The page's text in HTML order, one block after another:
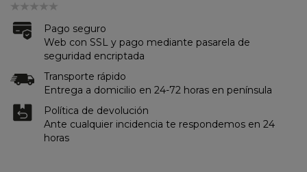
Pago seguro
Web con SSL y pago mediante pasarela de
seguridad encriptada
Transporte rápido
Entrega a domicilio en 24-72 horas en península
Política de devolución
Ante cualquier incidencia te respondemos en 24
horas